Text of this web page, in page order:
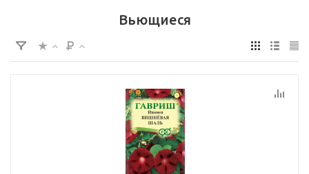
Вьющиеся